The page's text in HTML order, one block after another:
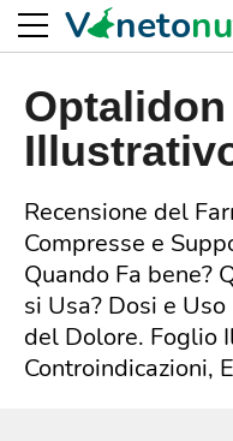
Recensione del
Compresse e
Quando Fa bene?
si Usa? Dosi e
del Dolore. Foglio
Controindicazioni,
V neto